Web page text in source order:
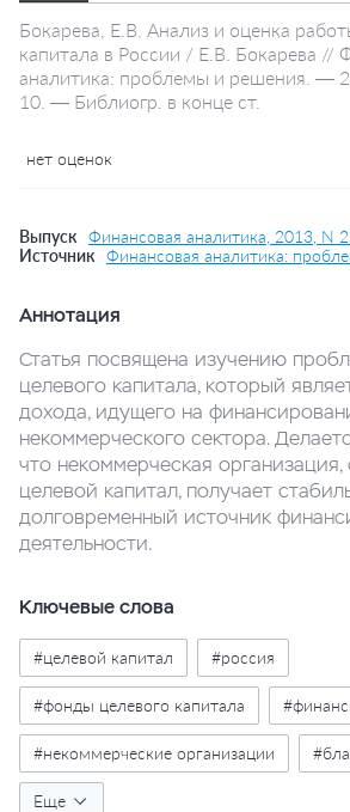
Бокарева, Е.В. Анализ и оценка
капитала в России / Е.В. Бокарева //
аналитика: проблемы и решения. —
10. — Библиогр. в конце ст.
нет оценок
Выпуск Финансовая аналитика, 2013, N
Источник Финансовая аналитика:
Аннотация
Статья посвящена изучению
целевого капитала, который
дохода, идущего на
некоммерческого сектора.
что некоммерческая
целевой капитал, получает
долговременный источник
деятельности.
Ключевые слова
#целевой капитал #россия
#фонды целевого капитала
#некоммерческие организации
#эндаумент
Еще